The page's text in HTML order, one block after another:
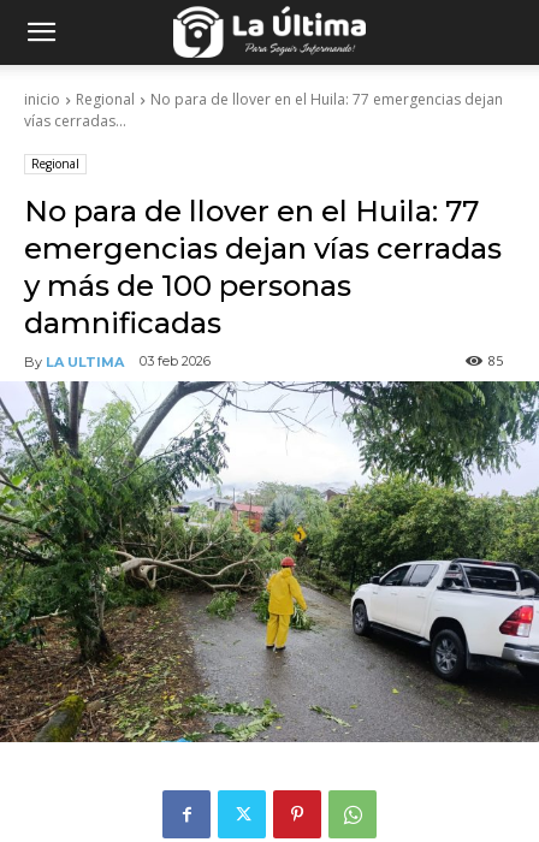
inicio Regional
No para de llover en el Huila: 77 emergencias dejan
vías cerradas...
Regional
No para de llover en el Huila: 77
emergencias dejan vías cerradas
y más de 100 personas
damnificadas
By LA ULTIMA 03 feb 2026 85